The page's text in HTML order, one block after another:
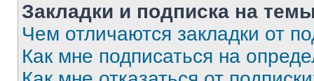
Закладки и подписка на
Чем отличаются закладки от
Как мне подписаться на